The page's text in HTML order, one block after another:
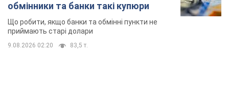
обмінники та банки такі купюри
Що робити, якщо банки та обмінні пункти не
приймають старі долари
9.08.2026 02:20 83,5 т.